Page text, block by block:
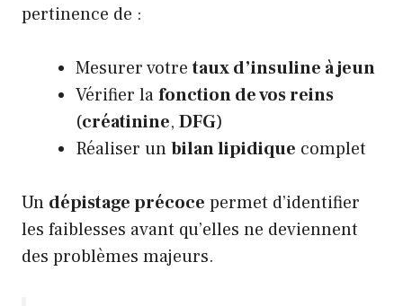
pertinence de :
Mesurer votretaux d’insuline à jeun
Vérifier lafonction de vos reins
(créatinine, DFG)
Réaliser unbilan lipidique complet
Un dépistage précoce permet d’identifier
les faiblesses avant qu’elles ne deviennent
des problèmes majeurs.